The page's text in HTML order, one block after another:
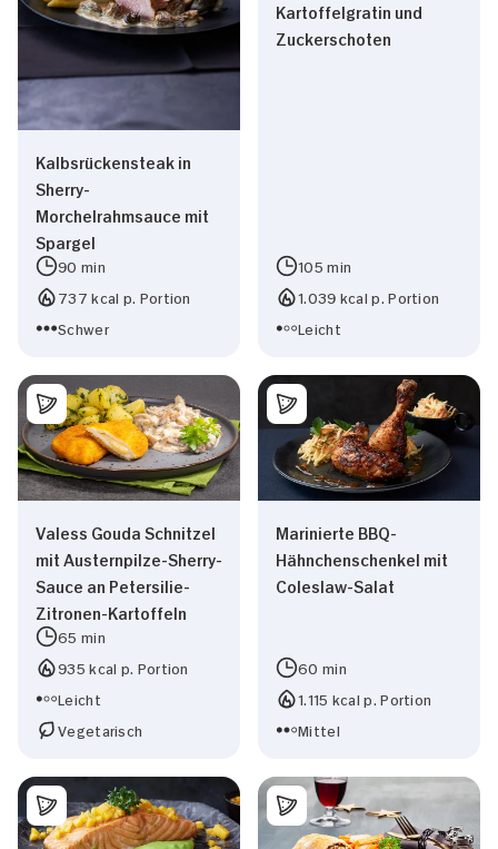
Kalbsrückensteak in
Sherry-
Morchelrahmsauce mit
Spargel
90 min
737 kcal p. Portion
Schwer
Kartoffelgratin und
Zuckerschoten
105 min
1.039 kcal p. Portion
Leicht
Valess Gouda Schnitzel
mit Austernpilze-Sherry-
Sauce an Petersilie-
Zitronen-Kartoffeln
65 min
935 kcal p. Portion
Leicht
Vegetarisch
Marinierte BBQ-
Hähnchenschenkel mit
Coleslaw-Salat
60 min
1.115 kcal p. Portion
Mittel